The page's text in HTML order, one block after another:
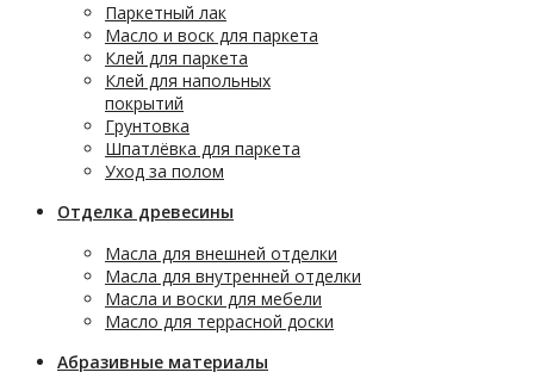
Паркетный лак
Масло и воск для паркета
Клей для паркета
Клей для напольных
покрытий
Грунтовка
Шпатлёвка для паркета
Уход за полом
Отделка древесины
Масла для внешней отделки
Масла для внутренней отделки
Масла и воски для мебели
Масло для террасной доски
Абразивные материалы